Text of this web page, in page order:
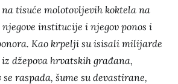
tisuće molotovljevih koktela na
institucije i njegov ponos i
Kao krpelji su isisali milijarde
džepova hrvatskih građana,
raspada, šume su devastirane,